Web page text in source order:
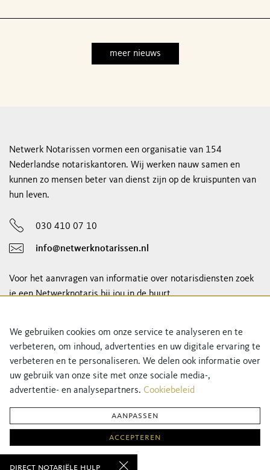
We gebruiken cookies om onze service te analyseren en te
verbeteren, om inhoud, advertenties en uw digitale ervaring te
verbeteren en te personaliseren. We delen ook informatie over
uw gebruik van onze site met onze sociale media-,
advertentie- en analysepartners. Cookiebeleid
aanpassen
accepteren
meer nieuws
Netwerk Notarissen vormen een organisatie van 154
Nederlandse notariskantoren. Wij werken nauw samen en
kunnen zo mensen beter van dienst zijn op de kruispunten van
hun leven.
030 410 07 10
info@netwerknotarissen.nl
Voor het aanvragen van informatie over notarisdiensten zoek
je een Netwerknotaris bij jou in de buurt.
notaris vinden
Schrijf je in voor onze nieuwsbrief!
Privacyverklaring Cookiebeleid
direct notariële hulp